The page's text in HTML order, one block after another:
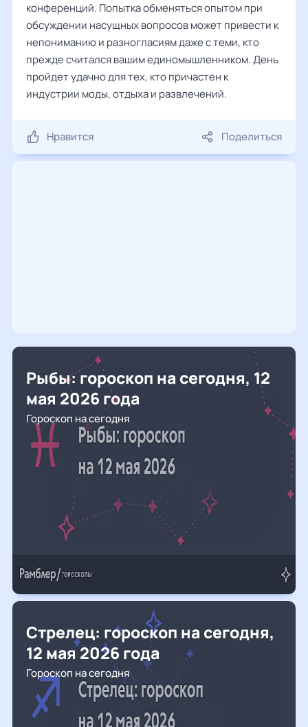
конференций. Попытка обменяться опытом при
обсуждении насущных вопросов может привести к
непониманию и разногласиям даже с теми, кто
прежде считался вашим единомышленником. День
пройдет удачно для тех, кто причастен к
индустрии моды, отдыха и развлечений.
Нравится Поделиться
Рыбы: гороскоп на сегодня, 12
мая 2026 года
Гороскоп на сегодня
Стрелец: гороскоп на сегодня,
12 мая 2026 года
Гороскоп на сегодня